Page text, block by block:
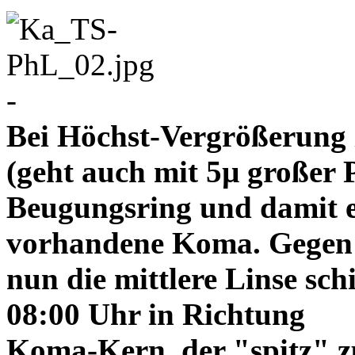
-
Bei Höchst-
(geht auch mit 5µ großer
Beugungsring und damit
vorhandene Koma.
nun die mittlere Linse
08:00 Uhr in Richtung